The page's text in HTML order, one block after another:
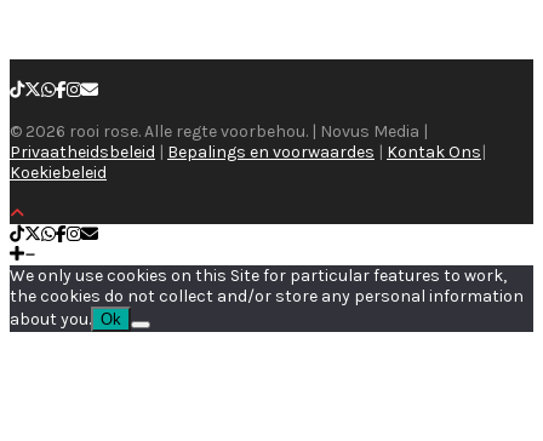
© 2026 rooi rose. Alle regte voorbehou. | Novus Media |
Privaatheidsbeleid | Bepalings en voorwaardes | Kontak Ons|
Koekiebeleid
We only use cookies on this Site for particular features to work,
the cookies do not collect and/or store any personal information
about you. Ok